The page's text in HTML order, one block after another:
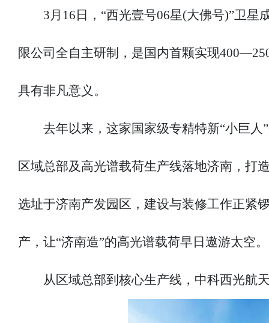
3月16日，“西光壹号06星(大佛号)”卫
限公司全自主研制，是国内首颗实现
具有非凡意义。
去年以来，这家国家级专精特新“小巨
区域总部及高光谱载荷生产线落地济南，打
选址于济南产发园区，建设与装修工作正紧
产，让“济南造”的高光谱载荷早日遨游太空。
从区域总部到核心生产线，中科西光航